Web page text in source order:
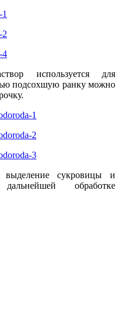
используется для
подсохшую ранку можно
выделение сукровицы и
обработке